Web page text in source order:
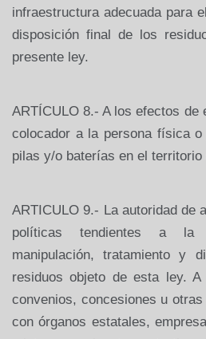
infraestructura adecuada para
disposición final de los
presente ley.
ARTÍCULO 8.- A los efectos de
colocador a la persona física
pilas y/o baterías en el territorio
ARTICULO 9.- La autoridad de
políticas tendientes a la
manipulación, tratamiento y
residuos objeto de esta ley.
convenios, concesiones u
con órganos estatales,